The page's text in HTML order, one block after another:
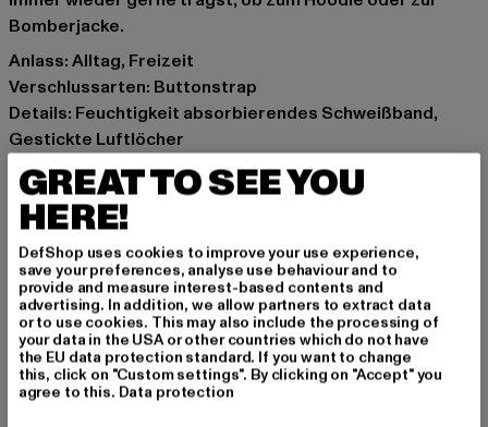
Bomberjacke.
Anlass: Alltag, Freizeit
Verschlussarten: Buttonstrap
Details: Feuchtigkeit absorbierendes Schweißband,
Gestickte Luftlöcher
Marke: Flexfit
Kat.: Snapback
Farbe: schwarz
Hersteller Farbe: blk/wht
Materialzusammensetzung: 80% Polyacryl, 20% Wolle
Art.Nr: 6089FP-00050
Hersteller: TB International GmbH |info@tbint.de
Dr.-Robert-Murjahn-Straße 7 | 64372 Ober-Ramstadt |
DE
GREAT TO SEE YOU
HERE!
DefShop uses cookies to improve your use experience,
save your preferences, analyse use behaviour and to
provide and measure interest-based contents and
advertising. In addition, we allow partners to extract data
or to use cookies. This may also include the processing of
your data in the USA or other countries which do not have
the EU data protection standard. If you want to change
this, click on "Custom settings". By clicking on "Accept" you
agree to this. Data protection